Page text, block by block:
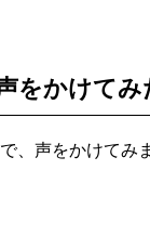
をかけてみ
、声をかけてみ